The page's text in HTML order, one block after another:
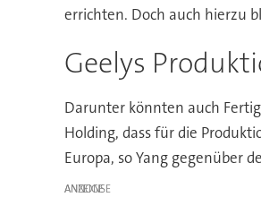
errichten. Doch auch hierzu
Geelys
Darunter könnten auch
Holding, dass für die
Europa, so Yang gegenüber
ANZEIGE